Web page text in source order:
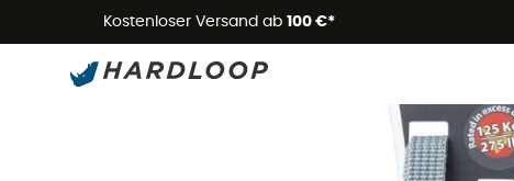
Kostenloser Versand ab 100 €*